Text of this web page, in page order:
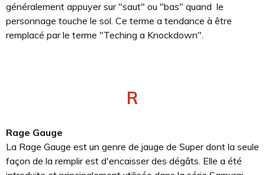
généralement appuyer sur "saut" ou "bas" quand le
personnage touche le sol. Ce terme a tendance à être
remplacé par le terme "Teching a Knockdown".
R
Rage Gauge
La Rage Gauge est un genre de jauge de Super dont la seule
façon de la remplir est d'encaisser des dégâts. Elle a été